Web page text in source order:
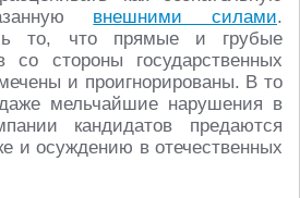
внешними силами.
то, что прямые и грубые
со стороны государственных
и проигнорированы. В то
мельчайшие нарушения в
кандидатов предаются
и осуждению в отечественных